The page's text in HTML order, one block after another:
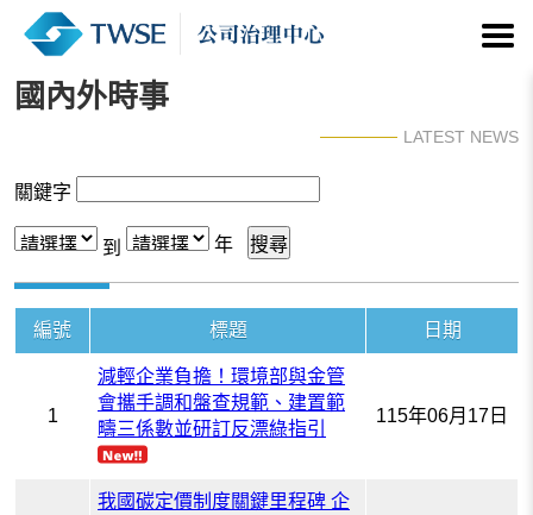
國內外時事
LATEST NEWS
關鍵字
到 年
編號 標題 日期
1
減輕企業負擔！環境部與金管
會攜手調和盤查規範、建置範
疇三係數並研訂反漂綠指引
115年06月17日
我國碳定價制度關鍵里程碑 企